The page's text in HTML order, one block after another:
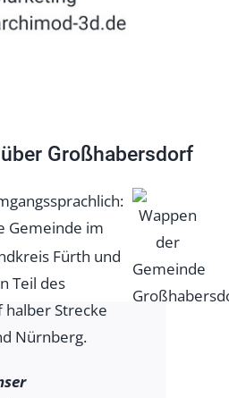
Großhabersdorf
Gemeinde im
Fürth und
Teil des
halber Strecke
Nürnberg.